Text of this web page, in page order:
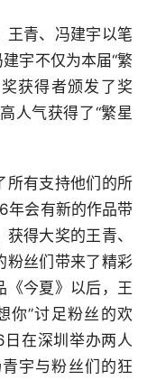
王青、冯建宇以笔
宇不仅为本届“繁
获得者颁发了奖
人气获得了“繁星
所有支持他们的所
年会有新的作品带
得大奖的王青、
粉丝们带来了精彩
《今夏》以后，王
你”讨足粉丝的欢
在深圳举办两人
宇与粉丝们的狂